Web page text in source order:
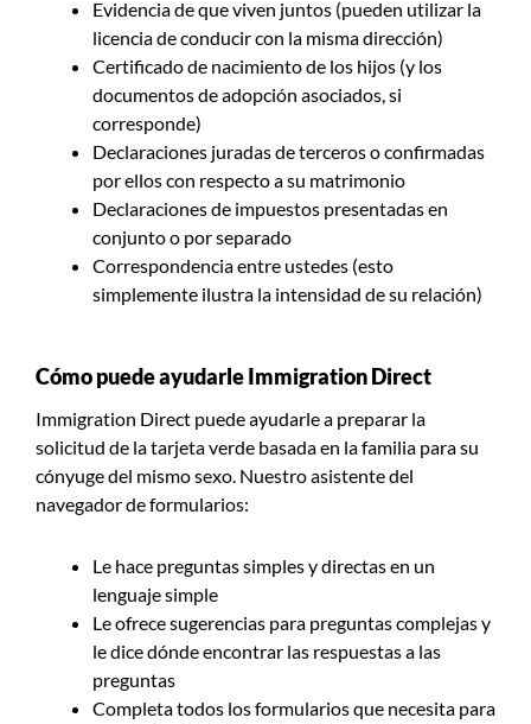
Evidencia de que viven juntos (pueden utilizar la
licencia de conducir con la misma dirección)
Certificado de nacimiento de los hijos (y los
documentos de adopción asociados, si
corresponde)
Declaraciones juradas de terceros o confirmadas
por ellos con respecto a su matrimonio
Declaraciones de impuestos presentadas en
conjunto o por separado
Correspondencia entre ustedes (esto
simplemente ilustra la intensidad de su relación)
Cómo puede ayudarle Immigration Direct
Immigration Direct puede ayudarle a preparar la
solicitud de la tarjeta verde basada en la familia para su
cónyuge del mismo sexo. Nuestro asistente del
navegador de formularios:
Le hace preguntas simples y directas en un
lenguaje simple
Le ofrece sugerencias para preguntas complejas y
le dice dónde encontrar las respuestas a las
preguntas
Completa todos los formularios que necesita para